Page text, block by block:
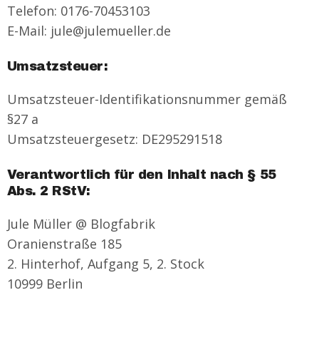
Telefon: 0176-70453103
E-Mail: jule@julemueller.de
Umsatzsteuer:
Umsatzsteuer-Identifikationsnummer gemäß
§27 a
Umsatzsteuergesetz: DE295291518
Verantwortlich für den Inhalt nach § 55
Abs. 2 RStV:
Jule Müller @ Blogfabrik
Oranienstraße 185
2. Hinterhof, Aufgang 5, 2. Stock
10999 Berlin